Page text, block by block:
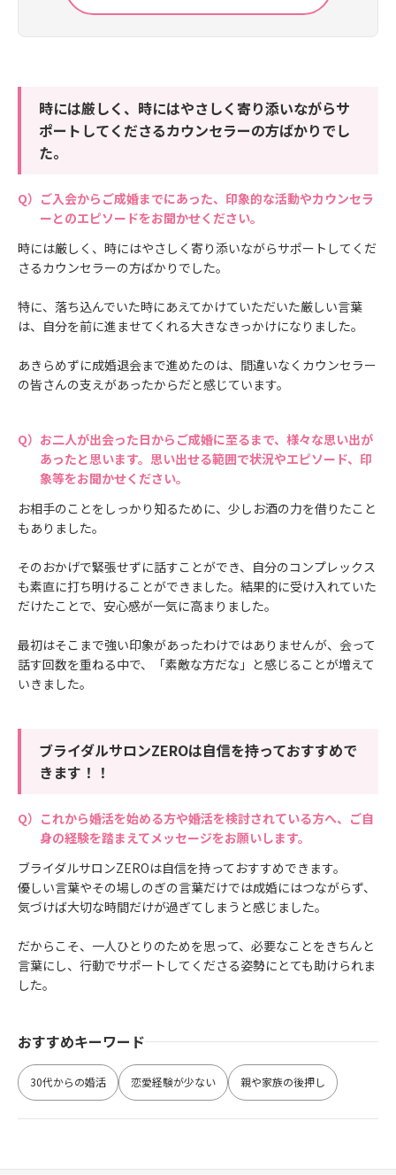
時には厳しく、時にはやさしく寄り添いながらサ
ポートしてくださるカウンセラーの方ばかりでし
た。
ご入会からご成婚までにあった、印象的な活動やカウンセラ
ーとのエピソードをお聞かせください。
時には厳しく、時にはやさしく寄り添いながらサポートしてくだ
さるカウンセラーの方ばかりでした。
特に、落ち込んでいた時にあえてかけていただいた厳しい言葉
は、自分を前に進ませてくれる大きなきっかけになりました。
あきらめずに成婚退会まで進めたのは、間違いなくカウンセラー
の皆さんの支えがあったからだと感じています。
お二人が出会った日からご成婚に至るまで、様々な思い出が
あったと思います。思い出せる範囲で状況やエピソード、印
象等をお聞かせください。
お相手のことをしっかり知るために、少しお酒の力を借りたこと
もありました。
そのおかげで緊張せずに話すことができ、自分のコンプレックス
も素直に打ち明けることができました。結果的に受け入れていた
だけたことで、安心感が一気に高まりました。
最初はそこまで強い印象があったわけではありませんが、会って
話す回数を重ねる中で、「素敵な方だな」と感じることが増えて
いきました。
ブライダルサロンZEROは自信を持っておすすめで
きます！！
これから婚活を始める方や婚活を検討されている方へ、ご自
身の経験を踏まえてメッセージをお願いします。
ブライダルサロンZEROは自信を持っておすすめできます。
優しい言葉やその場しのぎの言葉だけでは成婚にはつながらず、
気づけば大切な時間だけが過ぎてしまうと感じました。
だからこそ、一人ひとりのためを思って、必要なことをきちんと
言葉にし、行動でサポートしてくださる姿勢にとても助けられま
した。
おすすめキーワード
30代からの婚活 恋愛経験が少ない 親や家族の後押し